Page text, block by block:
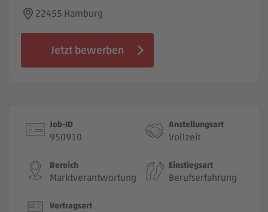
22455 Hamburg
Jetzt bewerben
Job-ID
950910
Anstellungsart
Vollzeit
Bereich
Marktverantwortung
Einstiegsart
Berufserfahrung
Vertragsart